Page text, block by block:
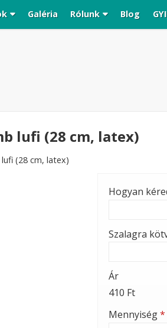
Galéria Rólunk Blog
lufi (28 cm, latex)
(28 cm, latex)
Hogyan
Szalagra
Ár
410 Ft
Mennyiség*